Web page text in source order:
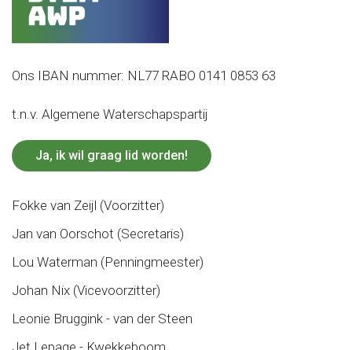
Ons IBAN nummer: NL77 RABO 0141 0853 63
t.n.v. Algemene Waterschapspartij
Ja, ik wil graag lid worden!
Fokke van Zeijl (Voorzitter)
Jan van Oorschot (Secretaris)
Lou Waterman (Penningmeester)
Johan Nix (Vicevoorzitter)
Leonie Bruggink - van der Steen
Jet Lepage - Kwekkeboom